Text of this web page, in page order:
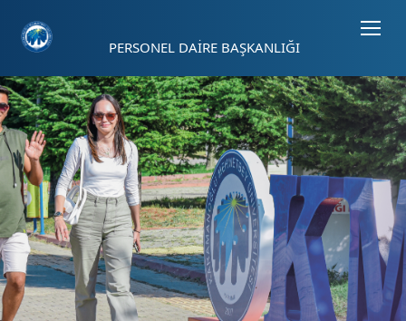
PERSONEL DAİRE BAŞKANLIĞI